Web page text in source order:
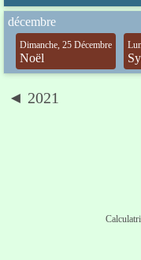
décembre
Dimanche, 25 Décembre
Noël
◄ 2021